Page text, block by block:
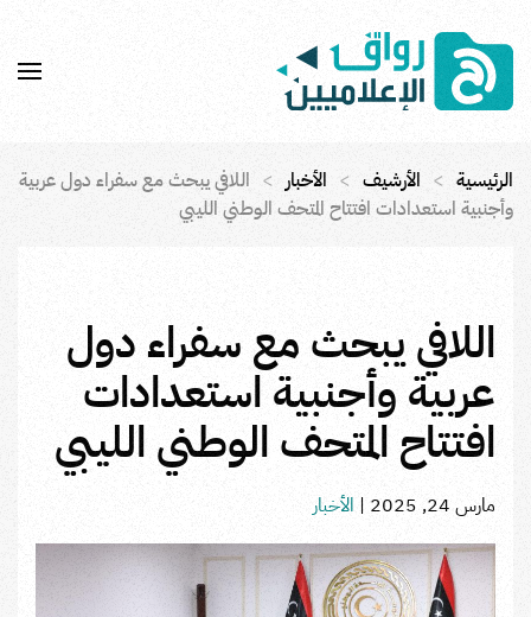
Skip to main content
الرئيسية الأرشيف الأخبار
اللافي يبحث مع سفراء دول عربية
وأجنبية استعدادات افتتاح المتحف الوطني الليبي
اللافي يبحث مع سفراء دول
عربية وأجنبية استعدادات
افتتاح المتحف الوطني الليبي
مارس 24, 2025 | الأخبار